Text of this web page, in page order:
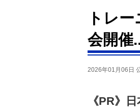
トレ
会開催
2026年01月06日
《PR》